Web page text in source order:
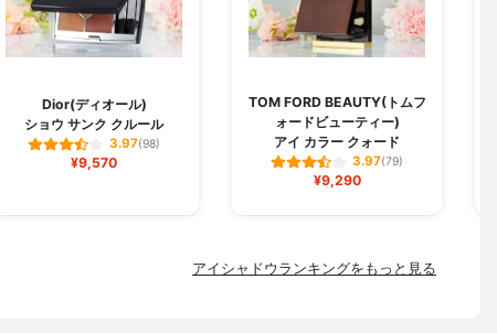
Dior(ディオール)
ショウ サンク クルール
3.97(98)
¥9,570
TOM FORD BEAUTY(トムフ
ォードビューティー)
アイ カラー クォード
3.97(79)
¥9,290
アイシャドウランキングをもっと見る